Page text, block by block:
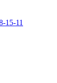
15-11